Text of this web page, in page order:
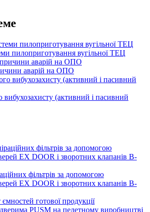
пилоприготування вугільної ТЕЦ
аварій на ОПО
вибухозахисту (активний і пасивний
фільтрів за допомогою
EX DOOR і зворотних клапанів B-